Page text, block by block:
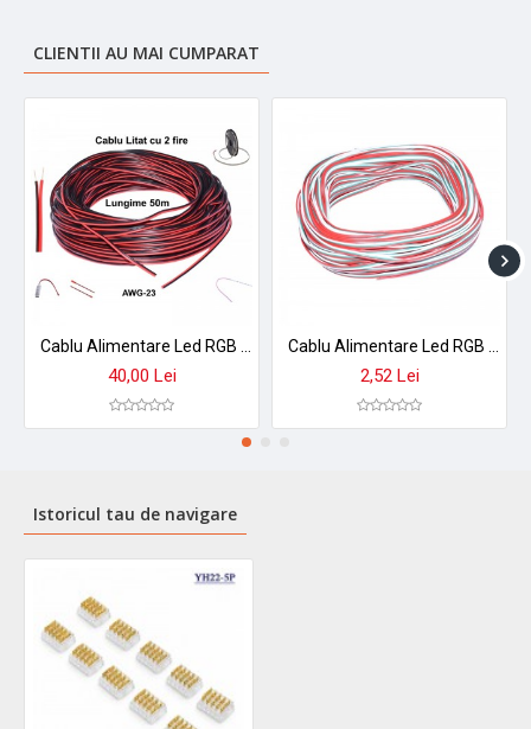
Metodă de fixare: Sertizare prin presare
Dimensiuni conector: 14 × 10 × 5,2 mm
Material carcasă: Policarbonat
Material contacte: Cupru placat
Culoare: Transparent
Conținut pachet: Set 10 conectori
CLIENTII AU MAI CUMPARAT
40,00 Lei 2,52 Lei
Istoricul tau de navigare